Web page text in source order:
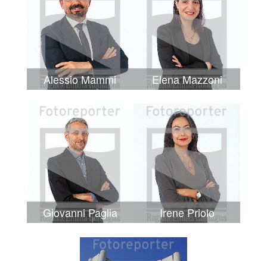
Alessio Mammi Elena Mazzoni
Giovanni Paglia Irene Priolo